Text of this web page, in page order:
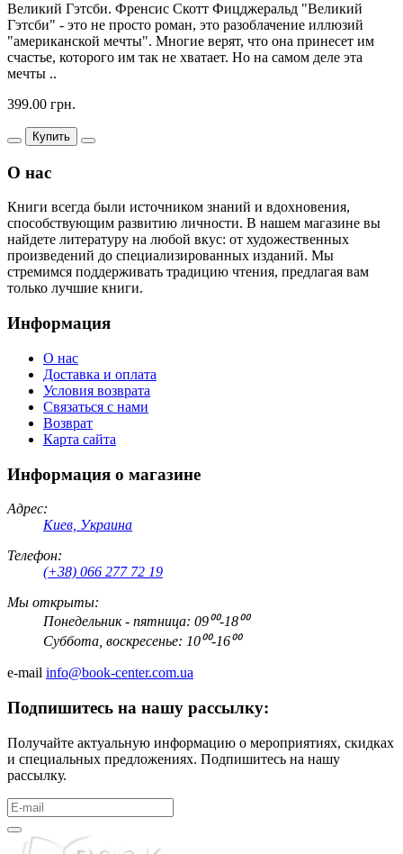
Великий Гэтсби. Френсис Скотт Фицджеральд "Великий
Гэтсби" - это не просто роман, это разоблачение иллюзий
"американской мечты". Многие верят, что она принесет им
счастье, которого им так не хватает. Но на самом деле эта
мечты ..
399.00 грн.
Купить
О нас
Книги всегда были источником знаний и вдохновения,
способствующим развитию личности. В нашем магазине вы
найдете литературу на любой вкус: от художественных
произведений до специализированных изданий. Мы
стремимся поддерживать традицию чтения, предлагая вам
только лучшие книги.
Информация
О нас
Доставка и оплата
Условия возврата
Связаться с нами
Возврат
Карта сайта
Информация о магазине
Адрес:
Киев, Украина
Телефон:
(+38) 066 277 72 19
Мы открыты:
Понедельник - пятница: 09⁰⁰-18⁰⁰
Суббота, воскресенье: 10⁰⁰-16⁰⁰
e-mail info@book-center.com.ua
Подпишитесь на нашу рассылку:
Получайте актуальную информацию о мероприятиях, скидках
и специальных предложениях. Подпишитесь на нашу
рассылку.